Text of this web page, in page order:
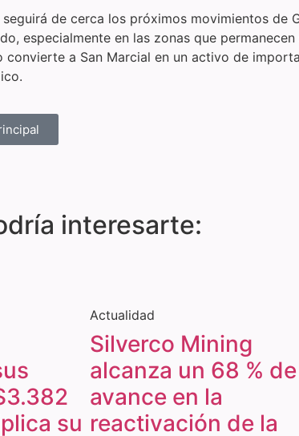
de cerca los próximos movimientos de
especialmente en las zonas que
a San Marcial en un activo de
interesarte:
su
Actualidad
Silverco Mining
alcanza un 68 % de
avance en la
reactivación de la